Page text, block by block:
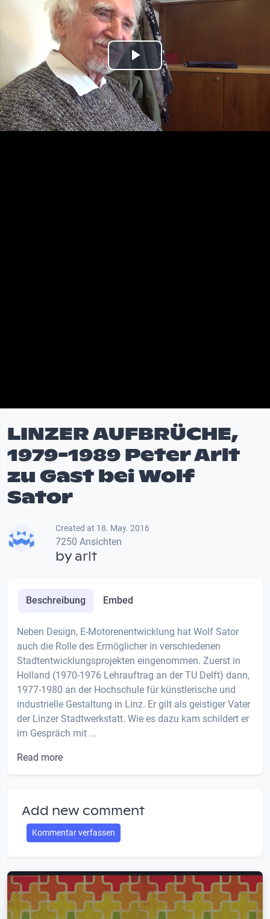
Play
Video
LINZER AUFBRÜCHE,
1979-1989 Peter Arlt
zu Gast bei Wolf
Sator
Created at 18. May. 2016
7250 Ansichten
byarlt
Beschreibung Embed
Neben Design, E-Motorenentwicklung hat Wolf Sator
auch die Rolle des Ermöglicher in verschiedenen
Stadtentwicklungsprojekten eingenommen. Zuerst in
Holland (1970-1976 Lehrauftrag an der TU Delft) dann,
1977-1980 an der Hochschule für künstlerische und
industrielle Gestaltung in Linz. Er gilt als geistiger Vater
der Linzer Stadtwerkstatt. Wie es dazu kam schildert er
im Gespräch mit ...
Read more
Add new comment
Kommentar verfassen